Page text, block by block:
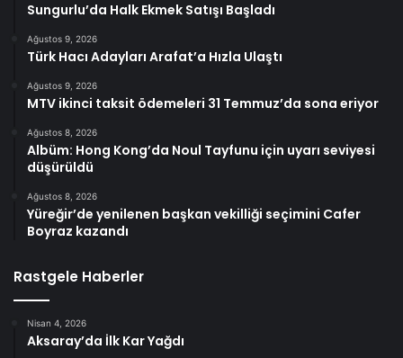
Sungurlu’da Halk Ekmek Satışı Başladı
Ağustos 9, 2026
Türk Hacı Adayları Arafat’a Hızla Ulaştı
Ağustos 9, 2026
MTV ikinci taksit ödemeleri 31 Temmuz’da sona eriyor
Ağustos 8, 2026
Albüm: Hong Kong’da Noul Tayfunu için uyarı seviyesi
düşürüldü
Ağustos 8, 2026
Yüreğir’de yenilenen başkan vekilliği seçimini Cafer
Boyraz kazandı
Rastgele Haberler
Nisan 4, 2026
Aksaray’da İlk Kar Yağdı